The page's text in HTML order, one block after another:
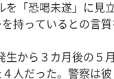
「恐喝未遂」に見
持っているとの言質
から３カ月後の５
人だった。警察は